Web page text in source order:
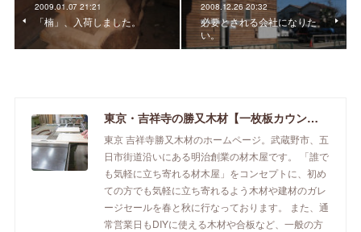
2009.01.07 21:21
「楠」、入荷しました。
2008.12.26 20:32
必要とされる会社になりた
い。
東京・吉祥寺の勝又木材【一枚板カウンター】
東京 吉祥寺勝又木材のホームページ。武蔵野市、五
日市街道沿いにある明治創業の材木屋です。 「誰で
も気軽に立ち寄れる材木屋」をコンセプトに、初め
ての方でも気軽に立ち寄れるよう木材や建材のガレ
ージセールを春と秋に行なっております。 また、通
常営業日もDIYに使える木材や合板など、一般の方